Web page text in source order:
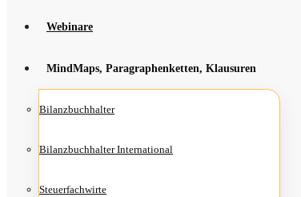
Web­i­na­re
Mind­Maps, Para­gra­phen­ket­ten, Klausuren
Bilanz­buch­hal­ter
Bilanz­buch­hal­ter International
Steu­er­fach­wir­te